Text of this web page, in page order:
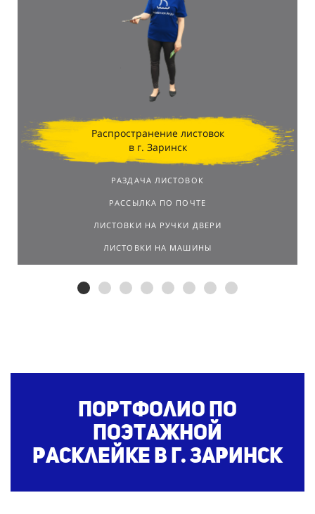
Распространение листовок
в г. Заринск
РАЗДАЧА ЛИСТОВОК
РАССЫЛКА ПО ПОЧТЕ
ЛИСТОВКИ НА РУЧКИ ДВЕРИ
ЛИСТОВКИ НА МАШИНЫ
Портфолио по
поэтажной
расклейкев г. Заринск